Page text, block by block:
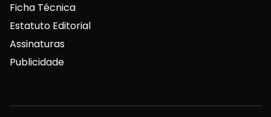
Ficha Técnica
Estatuto Editorial
Assinaturas
Publicidade